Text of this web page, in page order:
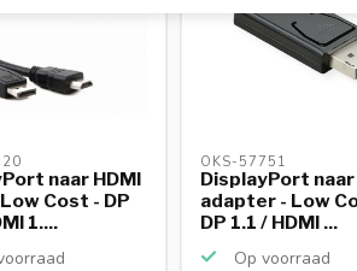
naar HDMI
Cost - DP
1....
OKS-57751
DisplayPort naar
adapter - Low
DP 1.1 / HDMI ...
Op voorraad